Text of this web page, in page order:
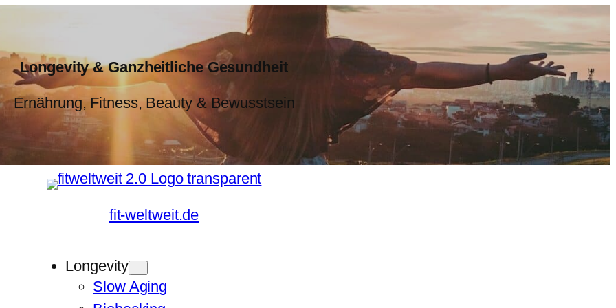
Longevity & Ganzheitliche Gesundheit
Ernährung, Fitness, Beauty & Bewusstsein
fit-weltweit.de
Longevity
Slow Aging